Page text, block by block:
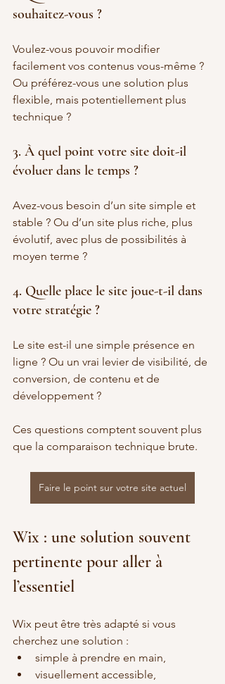
souhaitez-vous ?
Voulez-vous pouvoir modifier
facilement vos contenus vous-même ?
Ou préférez-vous une solution plus
flexible, mais potentiellement plus
technique ?
3. À quel point votre site doit-il
évoluer dans le temps ?
Avez-vous besoin d’un site simple et
stable ? Ou d’un site plus riche, plus
évolutif, avec plus de possibilités à
moyen terme ?
4. Quelle place le site joue-t-il dans
votre stratégie ?
Le site est-il une simple présence en
ligne ? Ou un vrai levier de visibilité, de
conversion, de contenu et de
développement ?
Ces questions comptent souvent plus
que la comparaison technique brute.
Faire le point sur votre site actuel
Wix : une solution souvent
pertinente pour aller à
l’essentiel
Wix peut être très adapté si vous
cherchez une solution :
simple à prendre en main,
visuellement accessible,